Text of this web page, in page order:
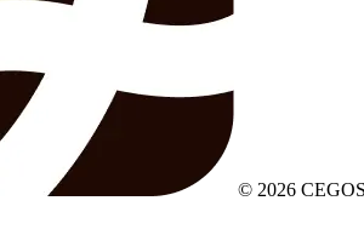
© 2026